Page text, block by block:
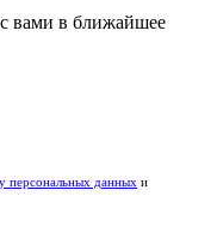
вами в ближайшее
персональных данных и